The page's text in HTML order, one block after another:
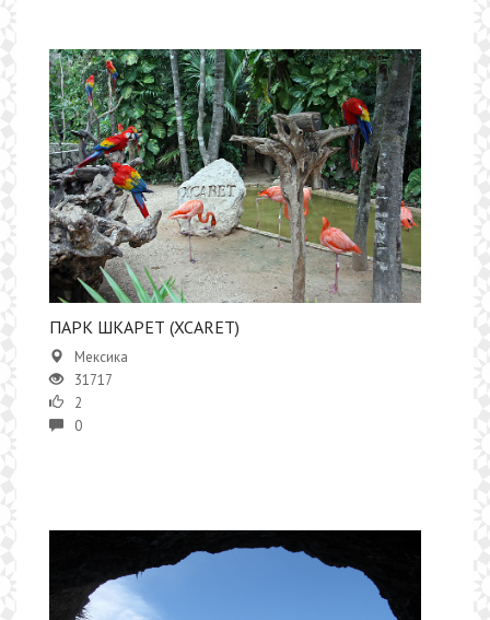
ПАРК ШКАРЕТ (XCARET)
Мексика
31717
2
0